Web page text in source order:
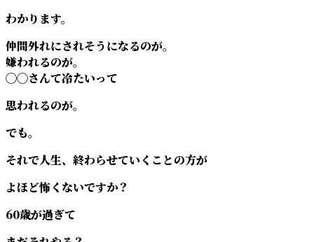
わかります。
仲間外れにされそうになるのが。
嫌われるのが。
◯◯さんて冷たいって
思われるのが。
でも。
それで人生、終わらせていくことの方が
よほど怖くないですか？
60歳が過ぎて